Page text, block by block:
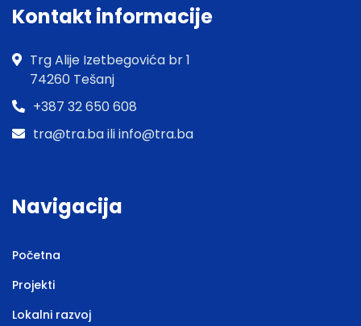
Kontakt informacije
Trg Alije Izetbegovića br 1
74260 Tešanj
+387 32 650 608
tra@tra.ba ili info@tra.ba
Navigacija
Početna
Projekti
Lokalni razvoj